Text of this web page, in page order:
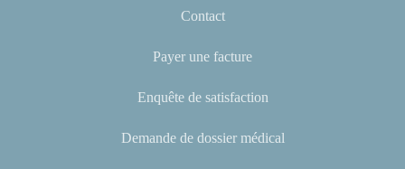
Contact
Payer une facture
Enquête de satisfaction
Demande de dossier médical